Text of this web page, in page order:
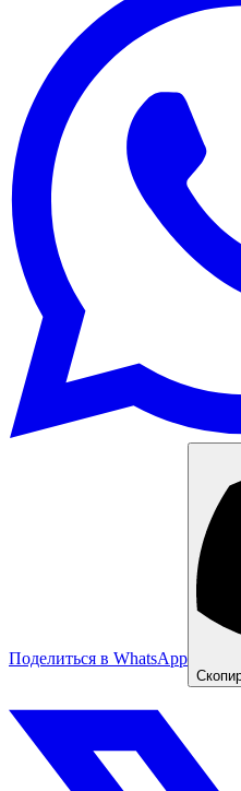
Поделиться в WhatsApp